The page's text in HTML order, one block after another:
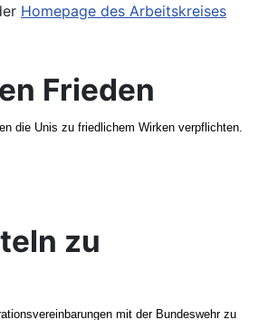
Homepage des Arbeitskreises
Frieden
die Unis zu friedlichem Wirken verpflichten.
zu
mit der Bundeswehr zu